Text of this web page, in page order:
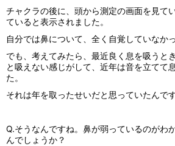
チャクラの後に、頭から測定の画面を見て
ていると表示されました。
自分では鼻について、全く自覚していなか
でも、考えてみたら、最近良く息を吸うと
と吸えない感じがして、近年は音を立てて
た。
それは年を取ったせいだと思っていたんです
Q.そうなんですね。鼻が弱っているのがわ
んでしょうか？